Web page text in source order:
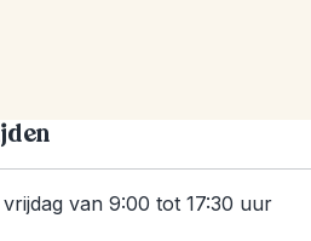
van 9:00 tot 17:30 uur